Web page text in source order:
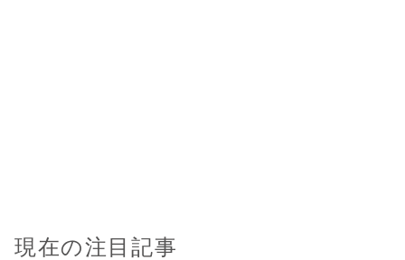
現在の注目記事